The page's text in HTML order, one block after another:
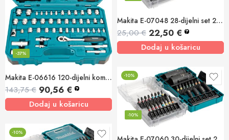
Makita E-06616 120-dijelni komplet ručnog alata
-37%
143,75€ 90,56 € ?
Dodaj u košaricu
Makita E-07048 28-dijelni set 25 i 50mm bit nastavaka
25,00€ 22,50 € ?
Dodaj u košaricu
-10%
-10%
-10%